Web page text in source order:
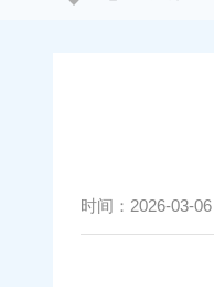
时间： 2026-03-